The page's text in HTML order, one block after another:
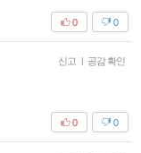
0
0
신고 | 공감 확인
0
0